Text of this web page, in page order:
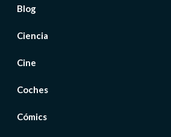
Blog
Ciencia
Cine
Coches
Cómics